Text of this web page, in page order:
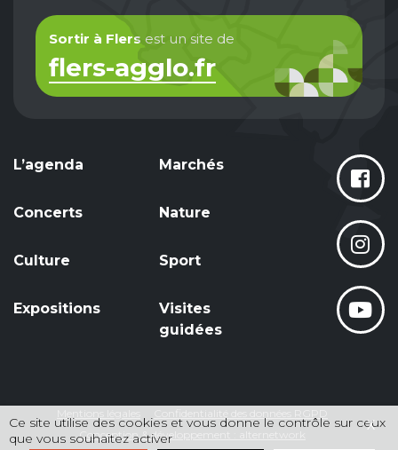
Sortir à Flers est un site de
flers-agglo.fr
L’agenda
Concerts
Culture
Expositions
Marchés
Nature
Sport
Visites
guidées
Conception & développement : alternetwork
X
Ce site utilise des cookies et vous donne le contrôle sur ceux
que vous souhaitez activer